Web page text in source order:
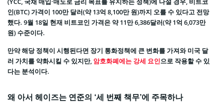
인(BTC) 가격이 100만 달러(약 13억 8,100만 원)까지 오를 수 있다고 전망
했다. 9월 18일 현재 비트코인 가격은 약 11만 6,386달러(약 1억 6,073만
원) 수준이다.
만약 해당 정책이 시행된다면 장기 통화정책에 큰 변화를 가져와 미국 달
러 가치를 약화시킬 수 있지만, 암호화폐에는 강세 요인으로 작용할 수 있
다는 분석이다.
왜 아서 헤이즈는 연준의 ‘세 번째 책무’에 주목하나